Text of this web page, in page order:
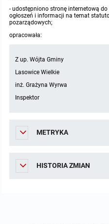
- udostępniono stronę internetową
ogłoszeń i informacji na temat
pozarządowych;
opracowała:
Z up. Wójta Gminy
Lasowice Wielkie
inż. Grażyna Wyrwa
Inspektor
METRYKA
HISTORIA ZMIAN